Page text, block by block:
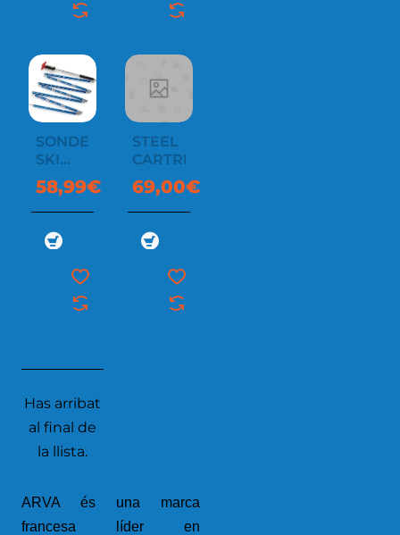
SONDE
SKI
TRIP
2.40
58,99€
STEEL
CARTRIDGE
69,00€
Has arribat
al final de
la llista.
ARVA és una marca
francesa líder en